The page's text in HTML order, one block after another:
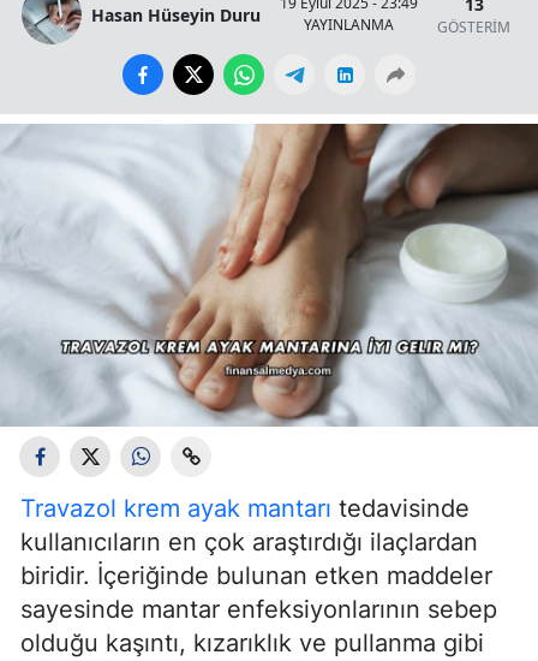
Hasan Hüseyin Duru
YAYINLANMA
GÖSTERİM
Travazol krem ayak mantarı tedavisinde
kullanıcıların en çok araştırdığı ilaçlardan
biridir. İçeriğinde bulunan etken maddeler
sayesinde mantar enfeksiyonlarının sebep
olduğu kaşıntı, kızarıklık ve pullanma gibi